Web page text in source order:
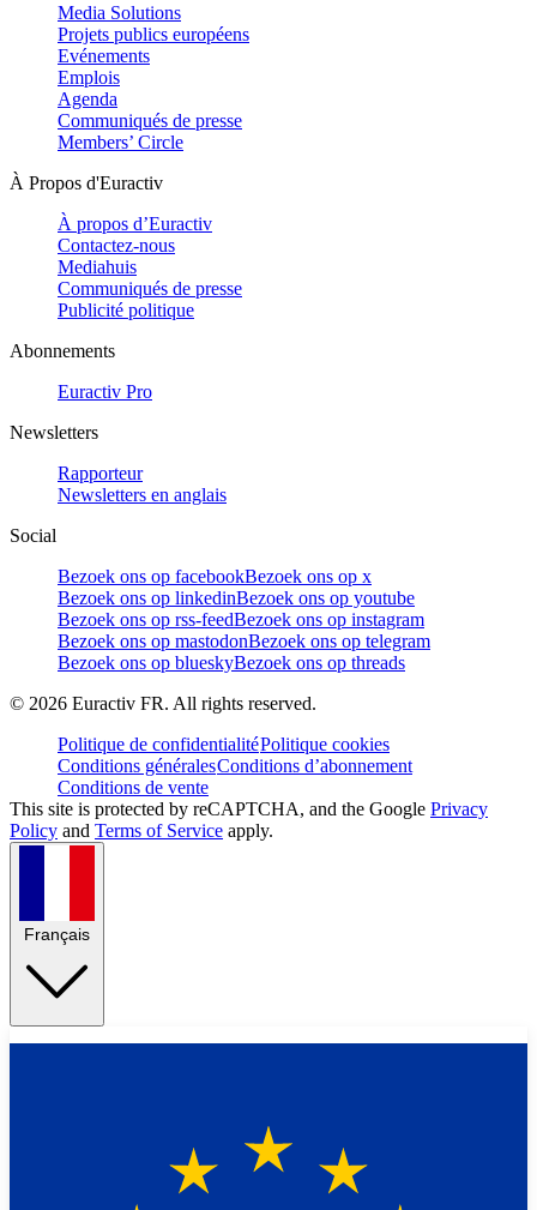
Media Solutions
Projets publics européens
Evénements
Emplois
Agenda
Communiqués de presse
Members’ Circle
À Propos d'Euractiv
À propos d’Euractiv
Contactez-nous
Mediahuis
Communiqués de presse
Publicité politique
Abonnements
Euractiv Pro
Newsletters
Rapporteur
Newsletters en anglais
Social
Bezoek ons op facebookBezoek ons op x
Bezoek ons op linkedinBezoek ons op youtube
Bezoek ons op rss-feedBezoek ons op instagram
Bezoek ons op mastodonBezoek ons op telegram
Bezoek ons op blueskyBezoek ons op threads
© 2026 Euractiv FR. All rights reserved.
Politique de confidentialitéPolitique cookies
Conditions généralesConditions d’abonnement
Conditions de vente
This site is protected by reCAPTCHA, and the Google Privacy
Policy and Terms of Service apply.
Français